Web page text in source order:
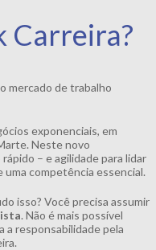
Carreira?
mercado de trabalho
exponenciais, em
Neste novo
– e agilidade para lidar
competência essencial.
isso? Você precisa assumir
. Não é mais possível
a responsabilidade pela